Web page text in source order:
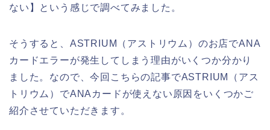
ない】という感じで調べてみました。
そうすると、ASTRIUM（アストリウム）のお店でANA
カードエラーが発生してしまう理由がいくつか分かり
ました。なので、今回こちらの記事でASTRIUM（アス
トリウム）でANAカードが使えない原因をいくつかご
紹介させていただきます。